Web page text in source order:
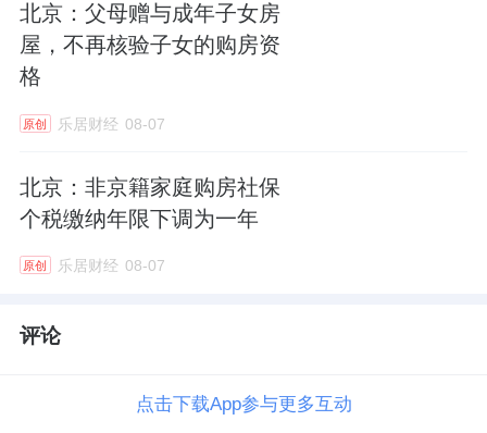
展了儿童、冥想、运动、会客等主题花园。
在场景设计上，悦海棠的景观和社交体系，用
了一个很有意思的组织逻辑——四大“超级
岛”，包括童趣、学习、运动、社交四个主题，
是摆几组户外器械就完事的“绿化指标”，把社
让业主的日常生活自带浓度。
北京：父母赠与成年子女房
屋，不再核验子女的购房资
格
原创 乐居财经 08-07
北京：非京籍家庭购房社保
个税缴纳年限下调为一年
原创 乐居财经 08-07
评论
点击下载App参与更多互动